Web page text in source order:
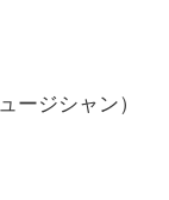
ージシャン）